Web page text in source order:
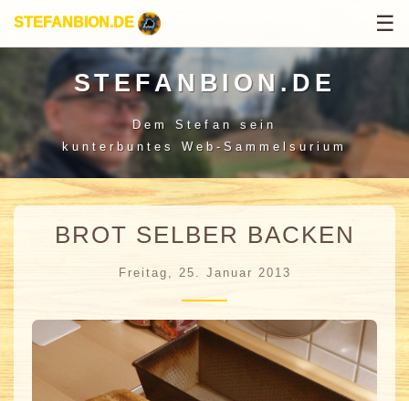
STEFANBION.DE ☰
STEFANBION.DE
Dem Stefan sein
kunterbuntes Web-Sammelsurium
BROT SELBER BACKEN
Freitag, 25. Januar 2013